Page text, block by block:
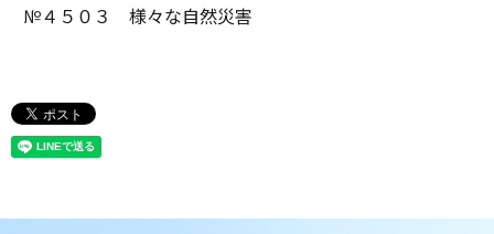
№４５０３ 様々な自然災害